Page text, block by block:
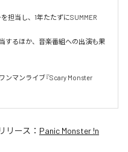
担当し、1年たたずにSUMMER
するほか、音楽番組への出演も果
ンマンライブ『Scary Monster
リース： Panic Monster !n